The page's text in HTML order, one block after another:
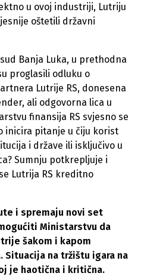
u ovoj industriji, Lutriju
oštetili državni
Banja Luka, u prethodna
proglasili odluku o
Lutrije RS, donesena
ali odgovorna lica u
finansija RS svjesno se
inicira pitanje u čiju korist
i države ili isključivo u
Sumnju potkrepljuje i
Lutrija RS kreditno
i spremaju novi set
Ministarstvu da
šakom i kapom
na tržištu igara na
je haotična i kritična.